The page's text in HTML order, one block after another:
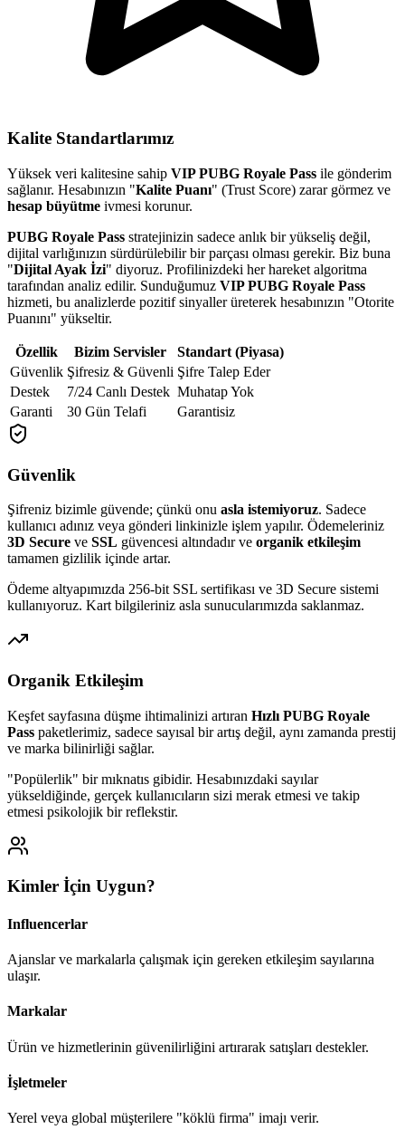
Kalite Standartlarımız
Yüksek veri kalitesine sahip VIP PUBG Royale Pass ile gönderim
sağlanır. Hesabınızın "Kalite Puanı" (Trust Score) zarar görmez ve
hesap büyütme ivmesi korunur.
PUBG Royale Pass stratejinizin sadece anlık bir yükseliş değil,
dijital varlığınızın sürdürülebilir bir parçası olması gerekir. Biz buna
"Dijital Ayak İzi" diyoruz. Profilinizdeki her hareket algoritma
tarafından analiz edilir. Sunduğumuz VIP PUBG Royale Pass
hizmeti, bu analizlerde pozitif sinyaller üreterek hesabınızın "Otorite
Puanını" yükseltir.
Özellik Bizim Servisler
Standart (Piyasa)
Güvenlik Şifresiz & Güvenli Şifre Talep Eder
Destek
7/24 Canlı Destek Muhatap Yok
Garanti
30 Gün Telafi Garantisiz
Güvenlik
Şifreniz bizimle güvende; çünkü onu asla istemiyoruz. Sadece
kullanıcı adınız veya gönderi linkinizle işlem yapılır. Ödemeleriniz
3D Secure ve SSL güvencesi altındadır ve organik etkileşim
tamamen gizlilik içinde artar.
Ödeme altyapımızda 256-bit SSL sertifikası ve 3D Secure sistemi
kullanıyoruz. Kart bilgileriniz asla sunucularımızda saklanmaz.
Organik Etkileşim
Keşfet sayfasına düşme ihtimalinizi artıran Hızlı PUBG Royale
Pass paketlerimiz, sadece sayısal bir artış değil, aynı zamanda prestij
ve marka bilinirliği sağlar.
"Popülerlik" bir mıknatıs gibidir. Hesabınızdaki sayılar
yükseldiğinde, gerçek kullanıcıların sizi merak etmesi ve takip
etmesi psikolojik bir reflekstir.
Kimler İçin Uygun?
Influencerlar
Ajanslar ve markalarla çalışmak için gereken etkileşim sayılarına
ulaşır.
Markalar
Ürün ve hizmetlerinin güvenilirliğini artırarak satışları destekler.
İşletmeler
Yerel veya global müşterilere "köklü firma" imajı verir.